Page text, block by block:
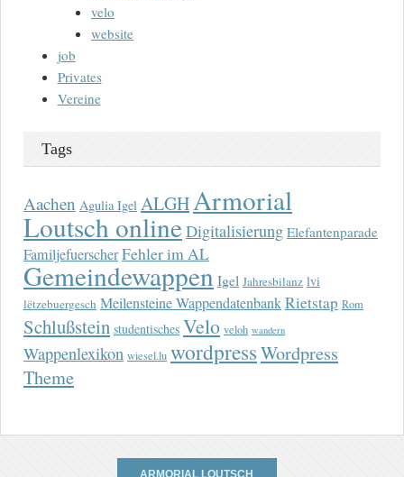
velo
website
job
Privates
Vereine
Tags
Aachen Agulia Igel ALGH Armorial
Loutsch onlineDigitalisierung Elefantenparade
FamiljefuerscherFehler im AL
Gemeindewappen Igel Jahresbilanz lvi
lëtzebuergesch Meilensteine WappendatenbankRietstap Rom
Schlußstein studentisches Velo veloh wandern
Wappenlexikon wiesel.lu wordpressWordpress
Theme
ARMORIAL LOUTSCH